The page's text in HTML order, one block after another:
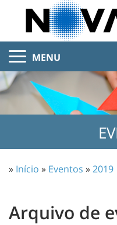
MENU
» Início » Eventos »2019
Arquivo de